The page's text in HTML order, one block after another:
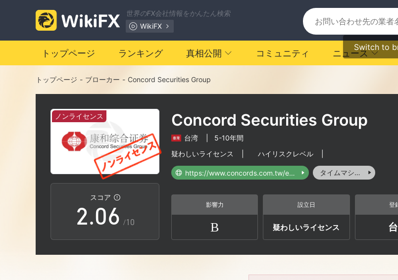
世界のFX会社情報をかんたん検索
WikiFX
Switch to
トップページ ランキング 真相公開 コミュニティ ニュース
トップページ - ブローカー - Concord Securities Group
ノンライセンス
スコア
0
1
2
3
.0
1
0
1
2
3
4
5
6
7
/10
Concord Securities Group
台湾
5-10年間
疑わしいライセンス
ハイリスクレベル
https://www.concords.com.tw/english/index.htm タイムマシーン
影響力
B
設立日
疑わしいライセンス
登